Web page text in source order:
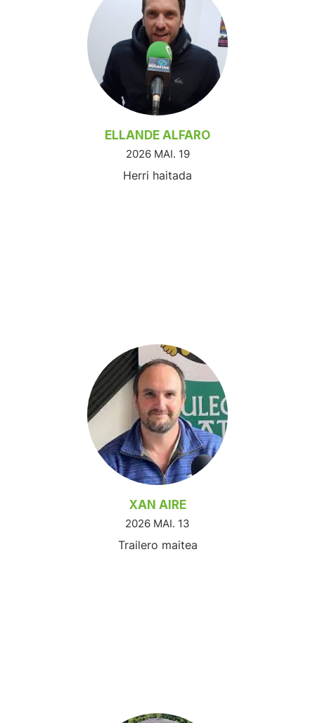
ELLANDE ALFARO
2026 MAI. 19
Herri haitada
XAN AIRE
2026 MAI. 13
Trailero maitea